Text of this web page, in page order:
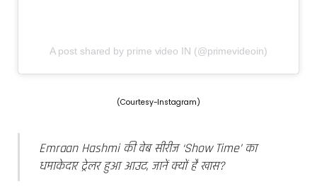
A post shared by prime video IN (@primevideoin)
(Courtesy-Instagram)
Emraan Hashmi की वेब सीरीज ‘Show Time’ का
धमाकेदार ट्रेलर हुआ आउट, जानें क्यों है खास?